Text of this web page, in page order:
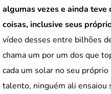
algumas vezes e ainda
coisas, inclusive seus
vídeo desses entre bilhões
chama um por um dos que
cada um solar no seu
talento, ninguém ali ensaiou